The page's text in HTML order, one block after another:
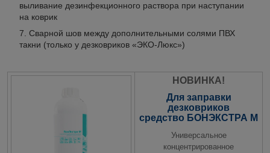
выливание дезинфекционного раствора при наступании
на коврик
Сварной шов между дополнительными солями ПВХ
такни (только у дезковриков «ЭКО-Люкс»)
НОВИНКА!
Для заправки
дезковриков
средство БОНЭКСТРА М
Универсальное
концентрированное